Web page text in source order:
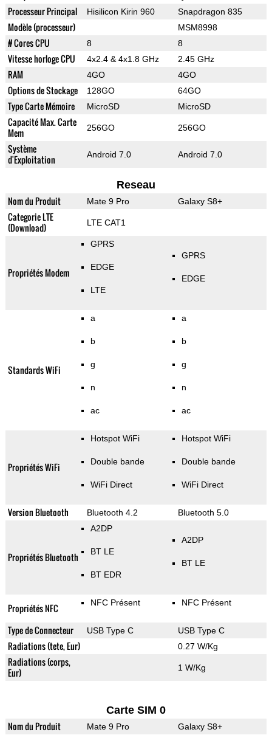
Processeur Principal Hisilicon Kirin 960 Snapdragon 835
Modèle (processeur) MSM8998
# Cores CPU 8 8
Vitesse horloge CPU 4x2.4 & 4x1.8 GHz 2.45 GHz
RAM 4GO 4GO
Options de Stockage 128GO 64GO
Type Carte Mémoire MicroSD MicroSD
Capacité Max. Carte
Mem
256GO 256GO
Système
d'Exploitation
Android 7.0 Android 7.0
Reseau
Nom du Produit Mate 9 Pro Galaxy S8+
Categorie LTE
(Download)
LTE CAT1
Propriétés Modem
GPRS
EDGE
LTE
GPRS
EDGE
Standards WiFi
a
b
g
n
ac
a
b
g
n
ac
Propriétés WiFi
Hotspot WiFi
Double bande
WiFi Direct
Hotspot WiFi
Double bande
WiFi Direct
Version Bluetooth Bluetooth 4.2 Bluetooth 5.0
Propriétés Bluetooth
A2DP
BT LE
BT EDR
A2DP
BT LE
Propriétés NFC NFC Présent NFC Présent
Type de Connecteur USB Type C USB Type C
Radiations (tete, Eur) 0.27 W/Kg
Radiations (corps,
Eur)
1 W/Kg
Carte SIM 0
Nom du Produit Mate 9 Pro Galaxy S8+